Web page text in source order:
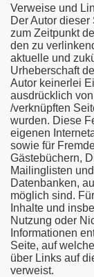
Verweise und
Der Autor
zum Zeitpunkt
den zu
aktuelle und
Urheberschaft
Autor keinerlei
ausdrücklich
/verknüpften
wurden. Diese
eigenen
sowie für
Gästebüchern,
Mailinglisten
Datenbanken,
möglich sind.
Inhalte und
Nutzung oder
Informationen
Seite, auf
über Links auf
verweist.
01.04.2014
am 11.05.2024